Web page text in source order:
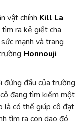
vật chính Kill La
ra kẻ giết cha
mạnh và trang
Honnouji
đứng đầu của trường
đang tìm kiếm một
là có thể giúp cô đạt
tìm ra con dao đó